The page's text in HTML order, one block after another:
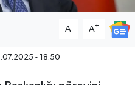
A- A+
- 18:50